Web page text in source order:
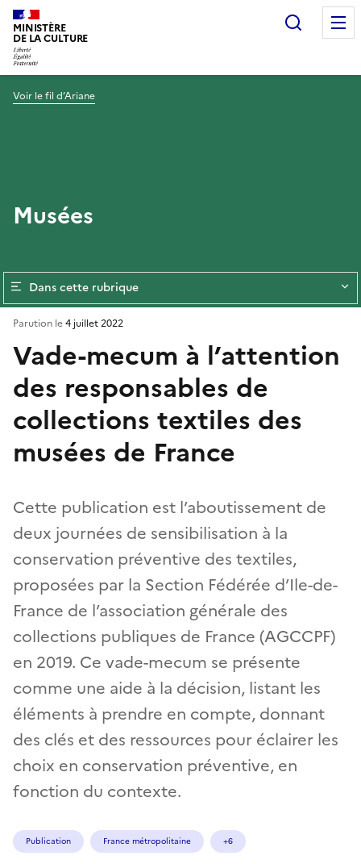
MINISTÈRE
DE LA CULTURE
Voir le fil d’Ariane
Musées
Dans cette rubrique
Vade-mecum à l’attention
des responsables de
collections textiles des
musées de France
Cette publication est l’aboutissement de
deux journées de sensibilisation à la
conservation préventive des textiles,
proposées par la Section Fédérée d’Ile-de-
France de l’association générale des
collections publiques de France (AGCCPF)
en 2019. Ce vade-mecum se présente
comme une aide à la décision, listant les
éléments à prendre en compte, donnant
des clés et des ressources pour éclairer les
choix en conservation préventive, en
fonction du contexte.
Parution le4 juillet 2022
Publication France métropolitaine +6